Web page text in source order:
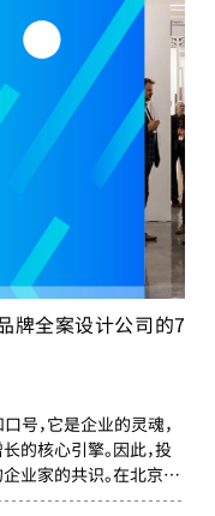
牌全案设计公司的7
号，它是企业的灵魂，
的核心引擎。因此，投
业家的共识。在北京找
京品牌设计公司、北京